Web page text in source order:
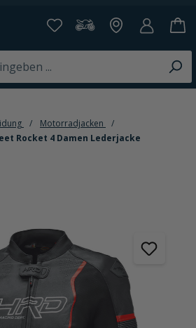
Motorradjacken
Rocket 4 Damen Lederjacke